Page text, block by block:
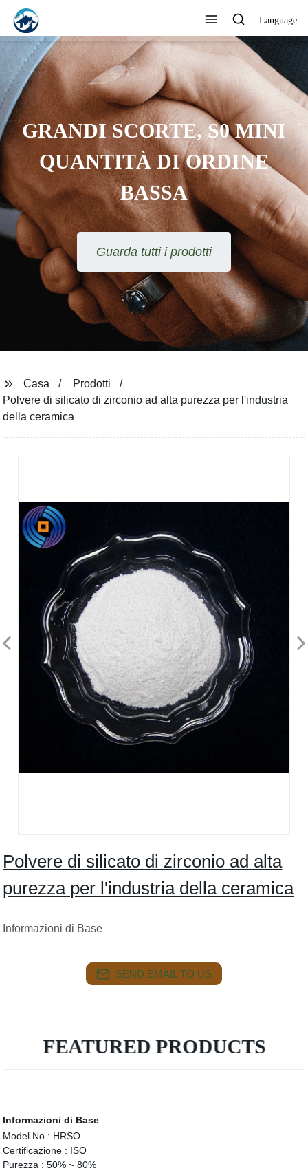
Language
GRANDI SCORTE, S0 MINI
QUANTITÀ DI ORDINE
BASSA
Guarda tutti i prodotti
Casa
Prodotti
Polvere di silicato di zirconio ad alta purezza per l'industria
della ceramica
Polvere di silicato di zirconio ad alta
purezza per l'industria della ceramica
Informazioni di Base
SEND EMAIL TO US
FEATURED PRODUCTS
Informazioni di Base
Model No.: HRSO
Certificazione : ISO
Purezza : 50% ~ 80%